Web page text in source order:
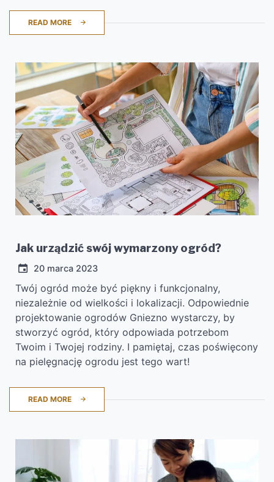
READ MORE
Jak urządzić swój wymarzony ogród?
20 marca 2023
Twój ogród może być piękny i funkcjonalny,
niezależnie od wielkości i lokalizacji. Odpowiednie
projektowanie ogrodów Gniezno wystarczy, by
stworzyć ogród, który odpowiada potrzebom
Twoim i Twojej rodziny. I pamiętaj, czas poświęcony
na pielęgnację ogrodu jest tego wart!
READ MORE